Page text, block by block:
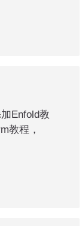
Enfold教
教程，